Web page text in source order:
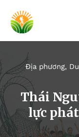
Địa phương,
Thái
lực